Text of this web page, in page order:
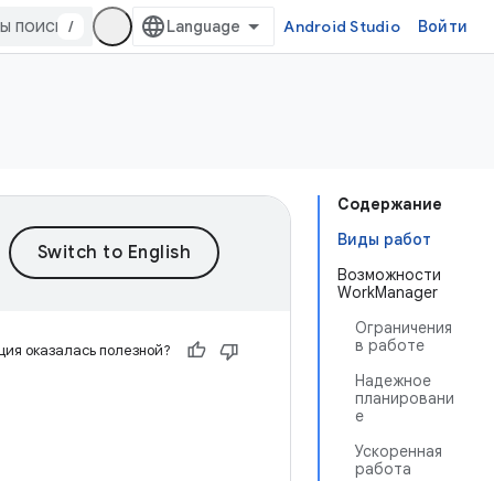
/ Android Studio Войти
Содержание
Виды работ
Возможности
WorkManager
Ограничения
в работе
Надежное
планировани
е
Ускоренная
работа
оказалась полезной?